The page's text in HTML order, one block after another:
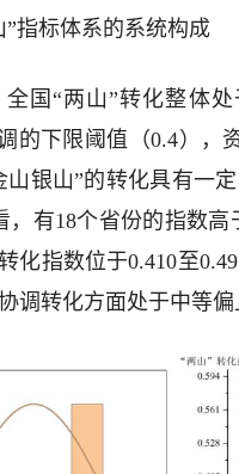
”指标体系的系统构成
国“两山”转化整体
的下限阈值（0.4），
山银山”的转化具有一
，有18个省份的指数高
化指数位于0.410至
调转化方面处于中等偏